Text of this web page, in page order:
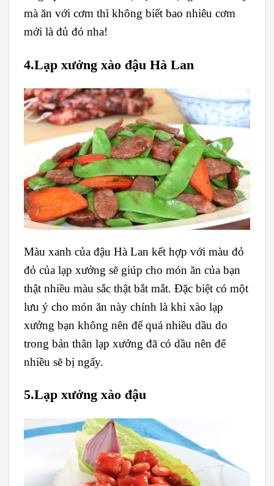
mà ăn với cơm thì không biết bao nhiêu cơm
mới là đủ đó nha!
4.Lạp xưởng xào đậu Hà Lan
Màu xanh của đậu Hà Lan kết hợp với màu đỏ
đỏ của lạp xưởng sẽ giúp cho món ăn của bạn
thật nhiều màu sắc thật bắt mắt. Đặc biệt có một
lưu ý cho món ăn này chính là khi xào lạp
xưởng bạn không nên để quá nhiều dầu do
trong bản thân lạp xưởng đã có dầu nên để
nhiều sẽ bị ngấy.
5.Lạp xưởng xào đậu